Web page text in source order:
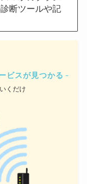
断ツールや記
ビスが見つかる
くだけ